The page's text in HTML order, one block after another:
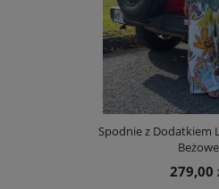
Spodnie z Dodatkiem
Beżowe
279,00